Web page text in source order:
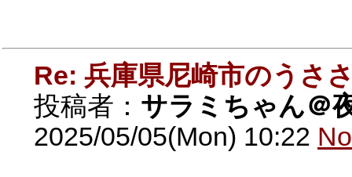
Re: 兵庫県尼崎市のうさ
投稿者： サラミちゃん＠
2025/05/05(Mon) 10:22